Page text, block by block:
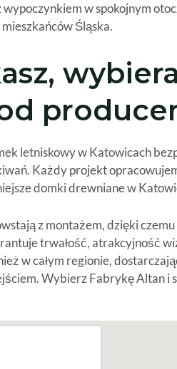
wypoczynkiem w spokojnym
Śląska.
letniskowy w Katowicach
Każdy projekt
domki drewniane w
z montażem, dzięki
trwałość, atrakcyjność
w całym regionie,
Wybierz Fabrykę Altan i